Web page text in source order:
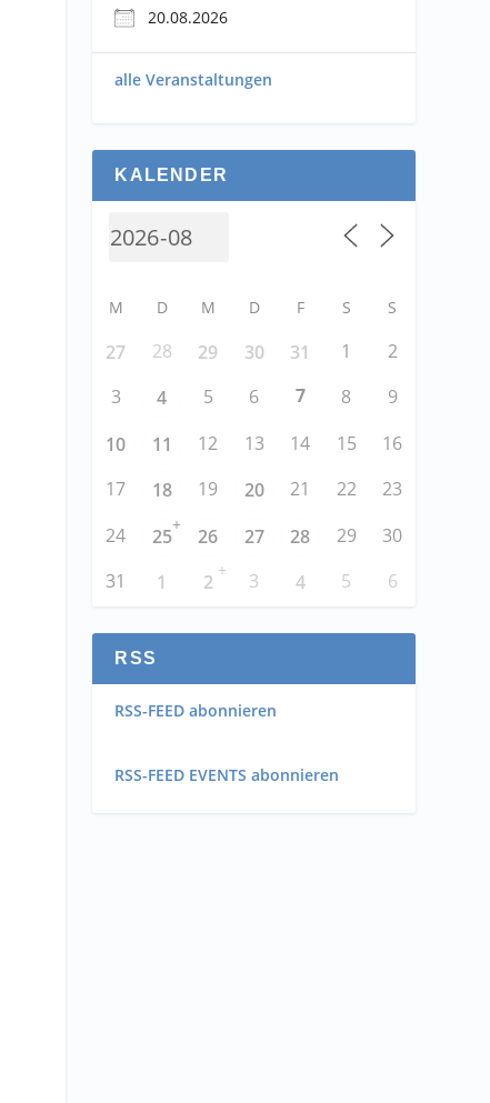
20.08.2026
alle Veranstaltungen
KALENDER
M D M D F S S
27 28 29 30 31 1
2
3
4 5 6 7 8
9
10
11 12 13 14 15
16
17
18 19 20 21 22
23
24
25
+
26 27 28 29
30
31
1 2
+ 3 4 5 6
RSS
RSS-FEED abonnieren
RSS-FEED EVENTS abonnieren